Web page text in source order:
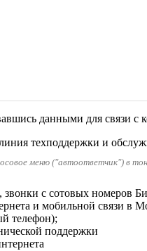
данными для связи с
техподдержки и
меню ("автоответчик") в
с сотовых номеров
и мобильной связи в
телефон);
поддержки